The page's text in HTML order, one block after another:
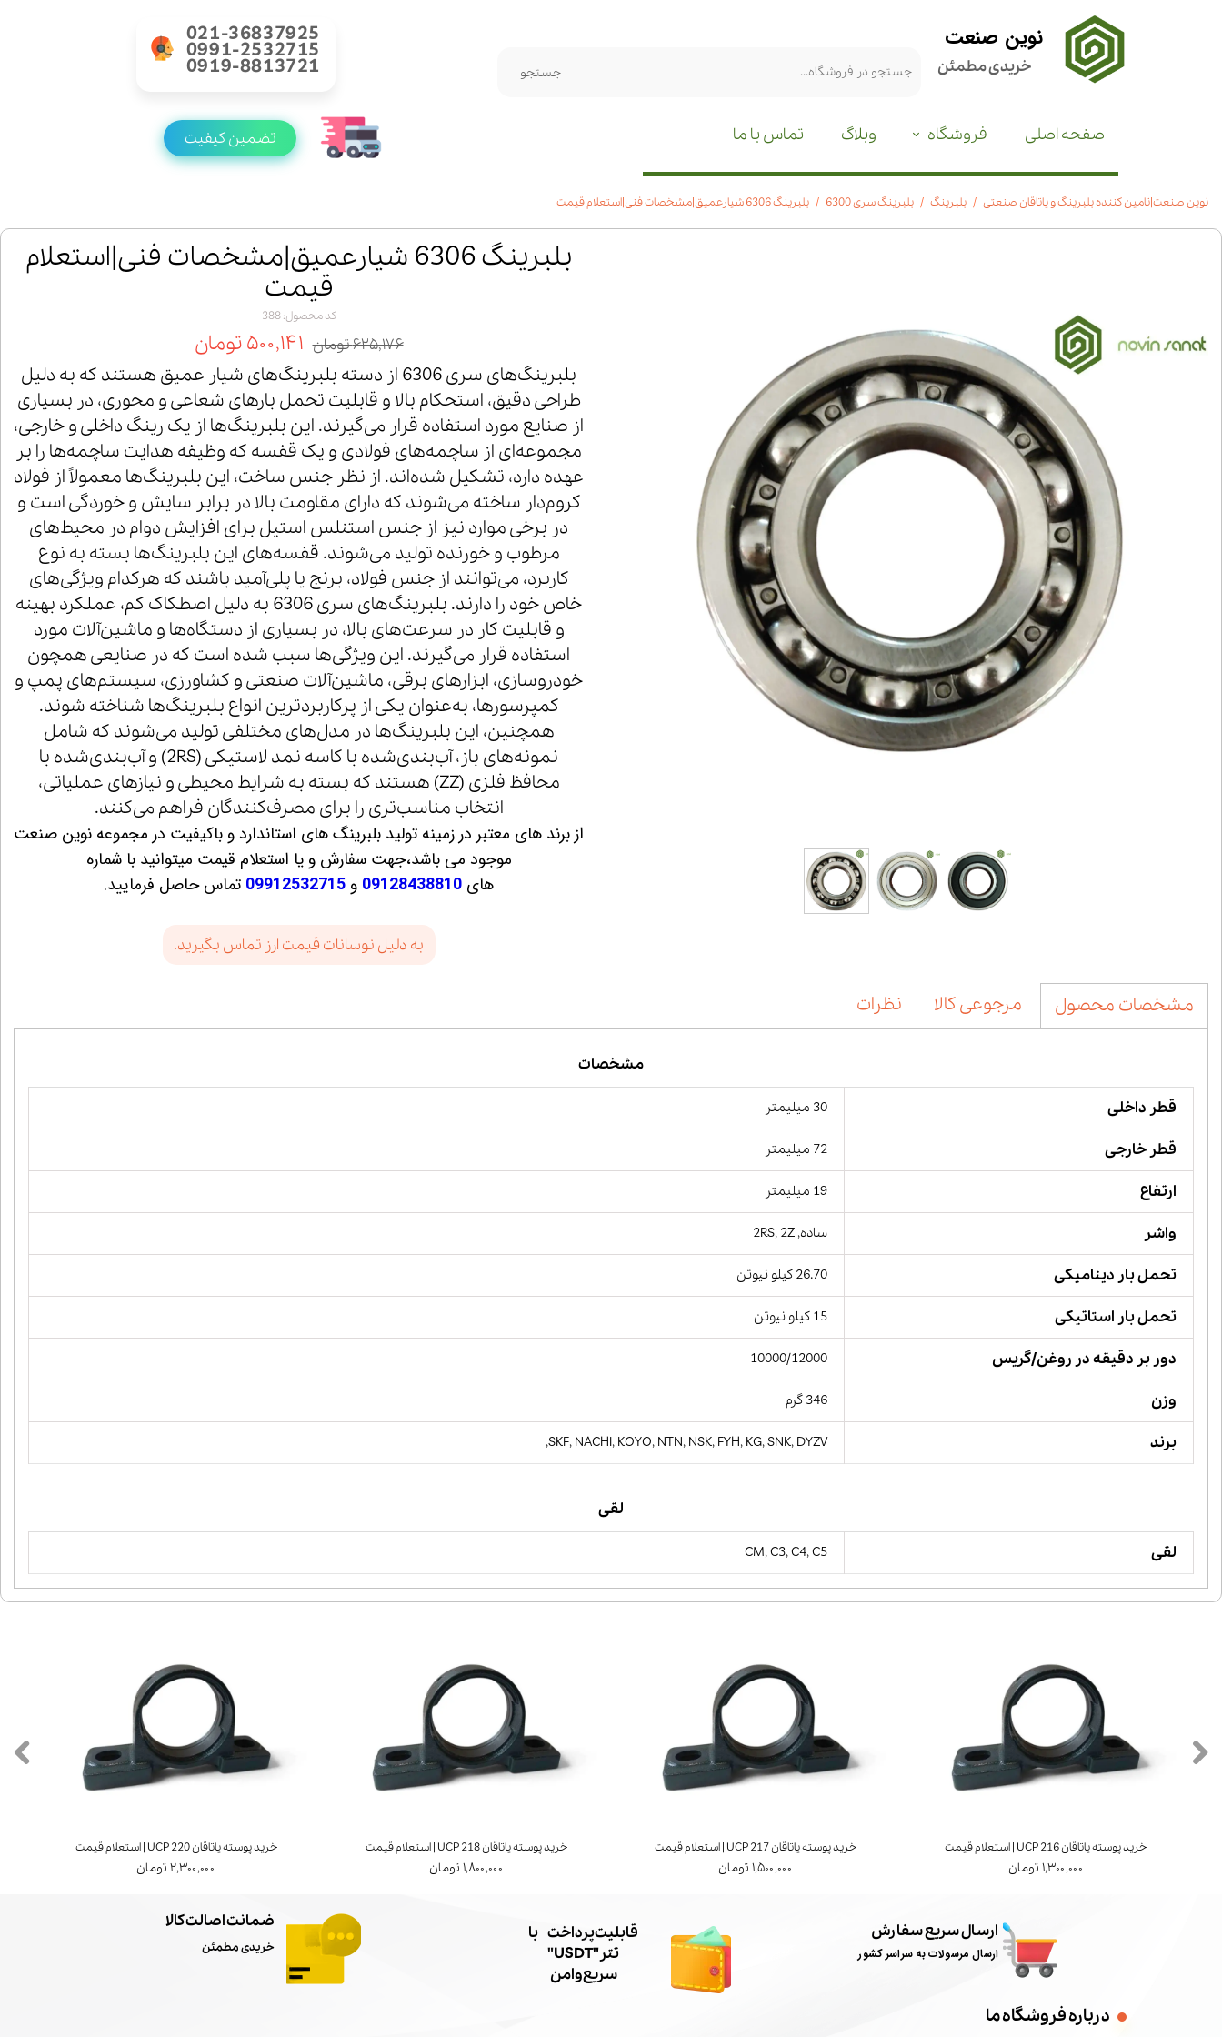
نوین صنعت
خریدی مطمئن
021-36837925
0991-2532715
0919-8813721 جستجو
تضمین کیفیت صفحه اصلی فروشگاه وبلاگ تماس با ما
نوین صنعت|تامین کننده بلبرینگ و یاتاقان صنعتی بلبرینگ بلبرینگ سری 6300 بلبرینگ 6306 شیارعمیق|مشخصات فنی|استعلام قیمت
بلبرینگ 6306 شیارعمیق|مشخصات فنی|استعلام
قیمت
کد محصول: 388
۶۲۵,۱۷۶ تومان ۵۰۰,۱۴۱ تومان
بلبرینگ‌های سری 6306 از دسته بلبرینگ‌های شیار عمیق هستند که به دلیل
طراحی دقیق، استحکام بالا و قابلیت تحمل بارهای شعاعی و محوری، در بسیاری
از صنایع مورد استفاده قرار می‌گیرند. این بلبرینگ‌ها از یک رینگ داخلی و خارجی،
مجموعه‌ای از ساچمه‌های فولادی و یک قفسه که وظیفه هدایت ساچمه‌ها را بر
عهده دارد، تشکیل شده‌اند. از نظر جنس ساخت، این بلبرینگ‌ها معمولاً از فولاد
کروم‌دار ساخته می‌شوند که دارای مقاومت بالا در برابر سایش و خوردگی است و
در برخی موارد نیز از جنس استنلس استیل برای افزایش دوام در محیط‌های
مرطوب و خورنده تولید می‌شوند. قفسه‌های این بلبرینگ‌ها بسته به نوع
کاربرد، می‌توانند از جنس فولاد، برنج یا پلی‌آمید باشند که هرکدام ویژگی‌های
خاص خود را دارند. بلبرینگ‌های سری 6306 به دلیل اصطکاک کم، عملکرد بهینه
و قابلیت کار در سرعت‌های بالا، در بسیاری از دستگاه‌ها و ماشین‌آلات مورد
استفاده قرار می‌گیرند. این ویژگی‌ها سبب شده است که در صنایعی همچون
خودروسازی، ابزارهای برقی، ماشین‌آلات صنعتی و کشاورزی، سیستم‌های پمپ و
کمپرسورها، به‌عنوان یکی از پرکاربردترین انواع بلبرینگ‌ها شناخته شوند.
همچنین، این بلبرینگ‌ها در مدل‌های مختلفی تولید می‌شوند که شامل
نمونه‌های باز، آب‌بندی‌شده با کاسه نمد لاستیکی (2RS) و آب‌بندی‌شده با
محافظ فلزی (ZZ) هستند که بسته به شرایط محیطی و نیازهای عملیاتی،
انتخاب مناسب‌تری را برای مصرف‌کنندگان فراهم می‌کنند.
از برند های معتبر در زمینه تولید بلبرینگ های استاندارد و باکیفیت در مجموعه نوین صنعت
موجود می باشد،جهت سفارش و یا استعلام قیمت میتوانید با شماره
های 09128438810 و 09912532715 تماس حاصل فرمایید.
به دلیل نوسانات قیمت ارز تماس بگیرید.
مشخصات محصول مرجوعی کالا نظرات
مشخصات
قطر داخلی 30 میلیمتر
قطر خارجی 72 میلیمتر
ارتفاع 19 میلیمتر
واشر ساده, 2RS, 2Z
تحمل بار دینامیکی 26.70 کیلو نیوتن
تحمل بار استاتیکی 15 کیلو نیوتن
دور بر دقیقه در روغن/گریس 10000/12000
وزن 346 گرم
برند SKF, NACHI, KOYO, NTN, NSK, FYH, KG, SNK, DYZV,
لقی
لقی CM, C3, C4, C5
خرید پوسته یاتاقان UCP 220 | استعلام قیمت
۲,۳۰۰,۰۰۰ تومان
خرید پوسته یاتاقان UCP 218 | استعلام قیمت
۱,۸۰۰,۰۰۰ تومان
خرید پوسته یاتاقان UCP 217 | استعلام قیمت
۱,۵۰۰,۰۰۰ تومان
خرید پوسته یاتاقان UCP 216 | استعلام قیمت
۱,۳۰۰,۰۰۰ تومان
ارسال سریع سفارش
ارسال مرسولات به سراسر کشور
ضمانت اصالت کالا
خریدی مطمئن
درباره فروشگاه ما
​قابلیت پرداخت با
تتر"USDT"
سریع و امن